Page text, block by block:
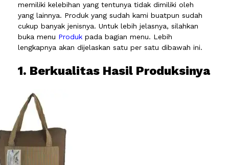
memiliki kelebihan yang tentunya tidak dimiliki oleh
yang lainnya. Produk yang sudah kami buatpun sudah
cukup banyak jenisnya. Untuk lebih jelasnya, silahkan
buka menu Produk pada bagian menu. Lebih
lengkapnya akan dijelaskan satu per satu dibawah ini.
1. Berkualitas Hasil Produksinya